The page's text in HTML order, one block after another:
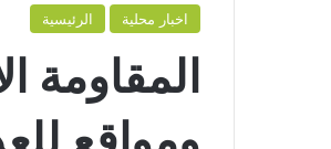
اخبار محلية الرئيسية
المقاومة